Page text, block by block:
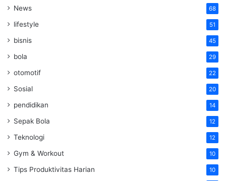
News 68
lifestyle 51
bisnis 45
bola 29
otomotif 22
Sosial 20
pendidikan 14
Sepak Bola 12
Teknologi 12
Gym & Workout 10
Tips Produktivitas Harian 10